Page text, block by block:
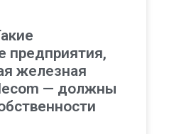
предприятия,
железная
— должны